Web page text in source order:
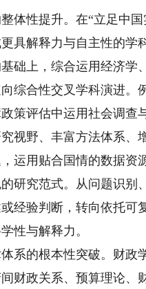
性提升。在“立足中国
具解释力与自主性的学
础上，综合运用经济学
综合性交叉学科演进。
策评估中运用社会调查
视野、丰富方法体系、
运用贴合国情的数据资
研究范式。从问题识别
经验判断，转向依托可
性与解释力。
的根本性突破。财政
财政关系、预算理论、